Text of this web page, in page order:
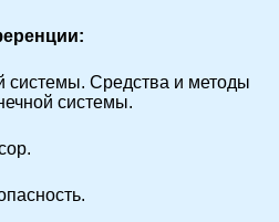
системы. Средства и методы
системы.